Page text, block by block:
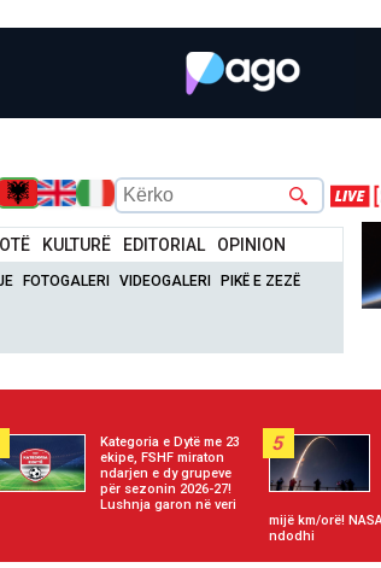
KULTURË EDITORIAL OPINION
FOTOGALERI VIDEOGALERI PIKË E ZEZË
Kategoria e Dytë me 23
ekipe, FSHF miraton
ndarjen e dy grupeve
për sezonin 2026-27!
Lushnja garon në veri
5
mijë km/orë!
ndodhi